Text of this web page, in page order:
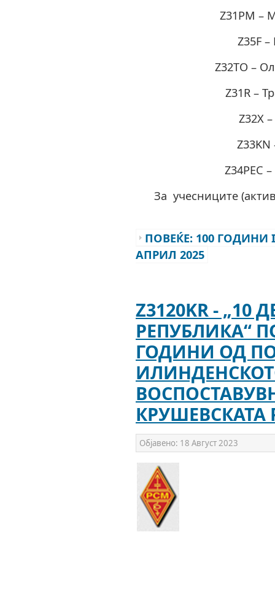
Z31PM –
Z35F
Z32TO –
Z31R –
Z32X
Z34PEC
За учесниците
ПОВЕЌЕ: 100 ГОДИНИ
АПРИЛ 2025
Z3120KR -
РЕПУБЛИКА“
ГОДИНИ ОД
КРУШЕВСКАТА
Објавено: 18 Август 2023